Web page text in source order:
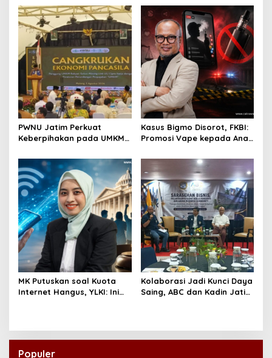
Perkuat Ekosistem Pensiun
Berkelanjutan
Dinilai Penting Hadapi
Bonus Demografi
PWNU Jatim Perkuat
Keberpihakan pada UMKM
Kasus Bigmo Disorot, FKBI:
Promosi Vape kepada Anak
Pidana
MK Putuskan soal Kuota
Internet Hangus, YLKI: Ini
Kolaborasi Jadi Kunci Daya
Saing, ABC dan Kadin Jatim
Populer